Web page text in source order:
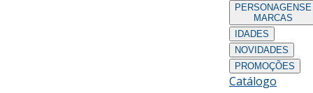
PERSONAGENS E
MARCAS
IDADES
NOVIDADES
PROMOÇÕES
Catálogo